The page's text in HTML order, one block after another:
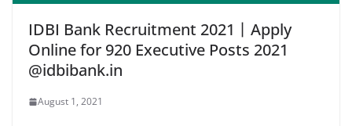
IDBI Bank Recruitment 2021丨Apply
Online for 920 Executive Posts 2021
@idbibank.in
August 1, 2021